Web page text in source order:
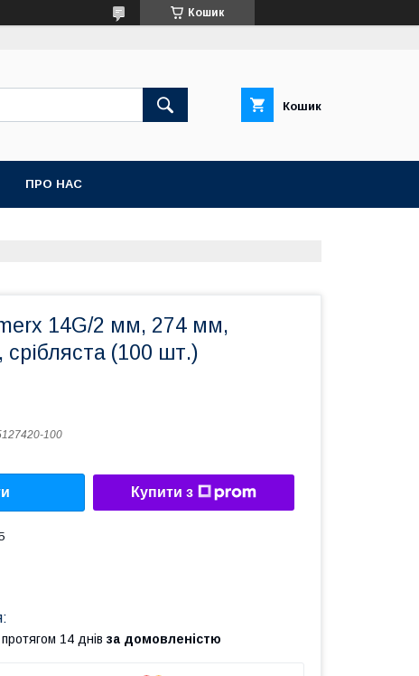
Кошик
Кошик
ПРО НАС
14G/2 мм, 274 мм,
срібляста (100 шт.)
100
Купити з
14 днів за домовленістю